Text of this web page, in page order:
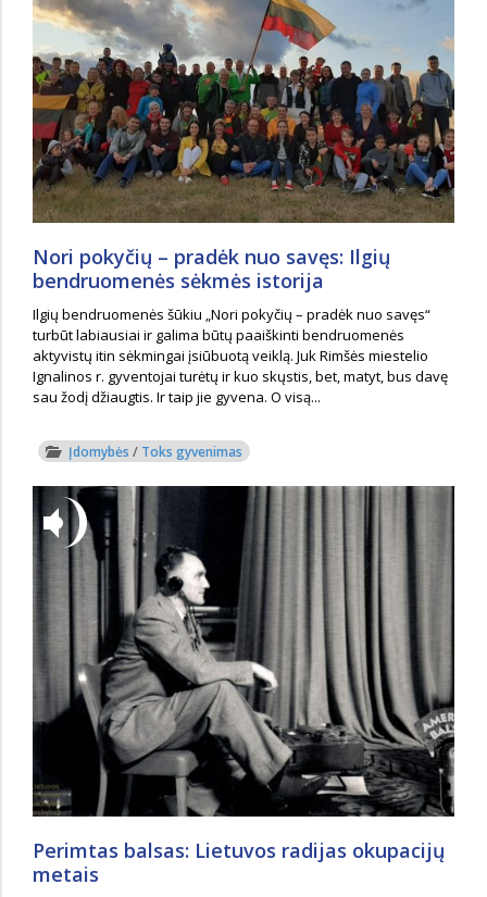
Nori pokyčių – pradėk nuo savęs: Ilgių
bendruomenės sėkmės istorija
Ilgių bendruomenės šūkiu „Nori pokyčių – pradėk nuo savęs“
turbūt labiausiai ir galima būtų paaiškinti bendruomenės
aktyvistų itin sėkmingai įsiūbuotą veiklą. Juk Rimšės miestelio
Ignalinos r. gyventojai turėtų ir kuo skųstis, bet, matyt, bus davę
sau žodį džiaugtis. Ir taip jie gyvena. O visą...
Įdomybės / Toks gyvenimas
Perimtas balsas: Lietuvos radijas okupacijų
metais